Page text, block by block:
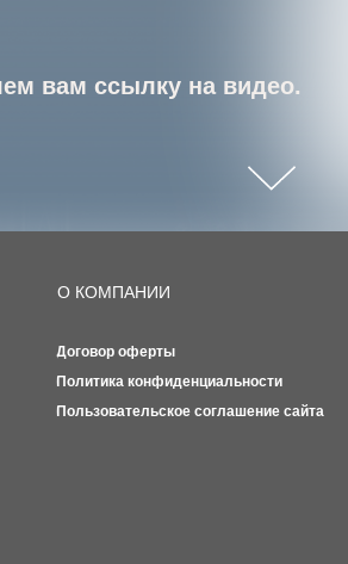
вам ссылку на видео.
Пользовательское соглашение сайта
Политика конфиденциальности
Договор оферты
О КОМПАНИИ